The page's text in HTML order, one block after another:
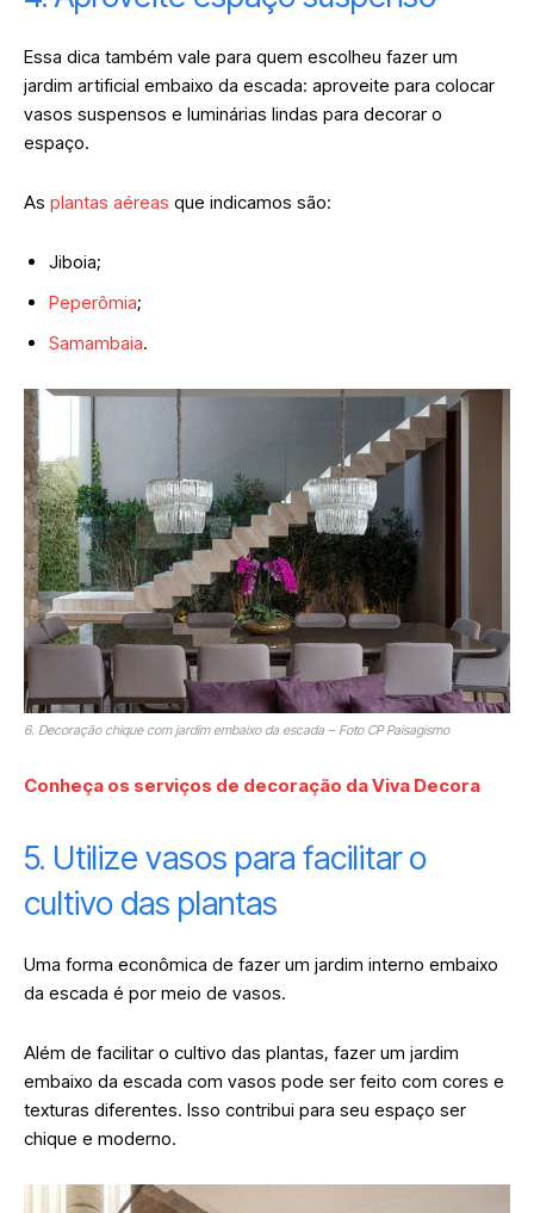
Essa dica também vale para quem escolheu fazer um
jardim artificial embaixo da escada: aproveite para colocar
vasos suspensos e luminárias lindas para decorar o
espaço.
As plantas aéreas que indicamos são:
Jiboia;
Peperômia;
Samambaia.
6. Decoração chique com jardim embaixo da escada – Foto CP Paisagismo
Conheça os serviços de decoração da Viva Decora
5. Utilize vasos para facilitar o
cultivo das plantas
Uma forma econômica de fazer um jardim interno embaixo
da escada é por meio de vasos.
Além de facilitar o cultivo das plantas, fazer um jardim
embaixo da escada com vasos pode ser feito com cores e
texturas diferentes. Isso contribui para seu espaço ser
chique e moderno.